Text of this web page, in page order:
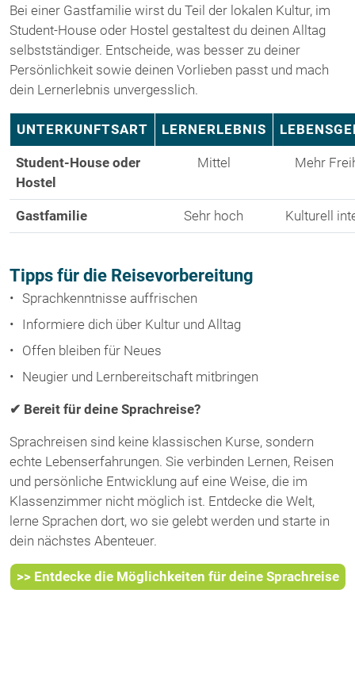
Bei einer Gastfamilie wirst du Teil der lokalen Kultur, im
Student-House oder Hostel gestaltest du deinen Alltag
selbstständiger. Entscheide, was besser zu deiner
Persönlichkeit sowie deinen Vorlieben passt und mach
dein Lernerlebnis unvergesslich.
UNTERKUNFTSART LERNERLEBNIS
Student-House oder
Hostel
Mittel Mehr
Gastfamilie Sehr hoch Kulturell
Tipps für die Reisevorbereitung
Sprachkenntnisse auffrischen
Informiere dich über Kultur und Alltag
Offen bleiben für Neues
Neugier und Lernbereitschaft mitbringen
✔ Bereit für deine Sprachreise?
Sprachreisen sind keine klassischen Kurse, sondern
echte Lebenserfahrungen. Sie verbinden Lernen, Reisen
und persönliche Entwicklung auf eine Weise, die im
Klassenzimmer nicht möglich ist. Entdecke die Welt,
lerne Sprachen dort, wo sie gelebt werden und starte in
dein nächstes Abenteuer.
>> Entdecke die Möglichkeiten für deine Sprachreise